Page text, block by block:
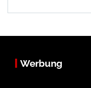
Werbung